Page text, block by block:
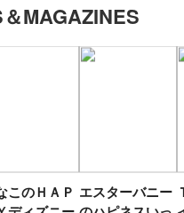
MAGAZINES
このＨＡＰ エスターバニー